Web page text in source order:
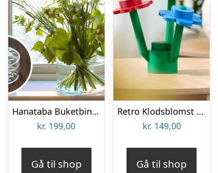
Hanataba Buketbinder
kr. 199,00
Gå til shop
Retro Klodsblomst – Mellem
kr. 149,00
Gå til shop